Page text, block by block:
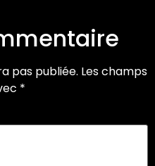
pas publiée. Les champs
*